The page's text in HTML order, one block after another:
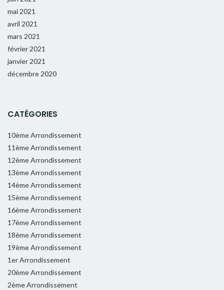
mai 2021
avril 2021
mars 2021
février 2021
janvier 2021
décembre 2020
CATÉGORIES
10ème Arrondissement
11ème Arrondissement
12ème Arrondissement
13ème Arrondissement
14ème Arrondissement
15ème Arrondissement
16ème Arrondissement
17ème Arrondissement
18ème Arrondissement
19ème Arrondissement
1er Arrondissement
20ème Arrondissement
2ème Arrondissement